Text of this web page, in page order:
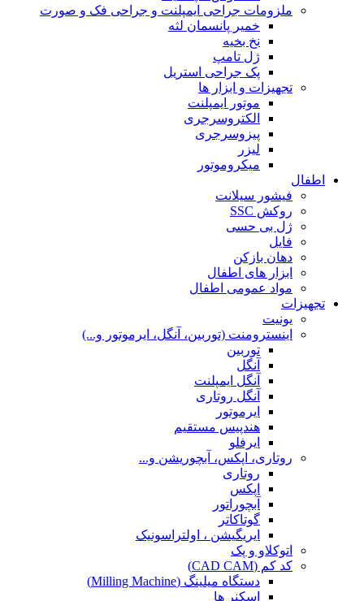
ملزومات جراحی ایمپلنت و جراحی فک و صورت
خمیر پانسمان لثه
نخ بخیه
ژل تامپ
پک جراحی استریل
تجهیزات و ابزار ها
موتور ایمپلنت
الکتروسرجری
پیزوسرجری
لیزر
میکروموتور
اطفال
فیشور سیلانت
روکش SSC
ژل بی حسی
فایل
دهان بازکن
ابزار های اطفال
مواد عمومی اطفال
تجهیزات
یونیت
اینسترومنت (توربین، آنگل، ایرموتور و...)
توربین
آنگل
آنگل ایمپلنت
آنگل روتاری
ایرموتور
هندپیس مستقیم
ایرفلو
روتاری، اپکس، آبچوریشن و...
روتاری
اپکس
آبچوراتور
گوتاکاتر
ایریگیشن ، اولتراسونیک
اتوکلاو و پک
کد کم (CAD CAM)
دستگاه میلینگ (Milling Machine)
اسکنر ها